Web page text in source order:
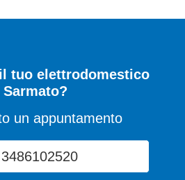
tuo elettrodomestico
Sarmato?
un appuntamento
3486102520